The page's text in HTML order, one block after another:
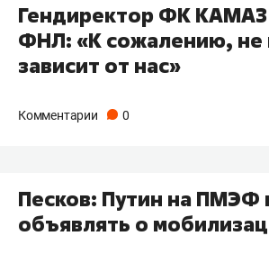
Гендиректор ФК
ФНЛ: «К сожалению, не
зависит от нас»
Комментарии 0
Песков: Путин на ПМЭФ
объявлять о